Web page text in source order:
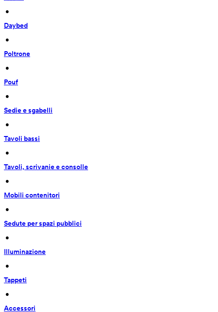
•
Daybed
•
Poltrone
•
Pouf
•
Sedie e sgabelli
•
Tavoli bassi
•
Tavoli, scrivanie e consolle
•
Mobili contenitori
•
Sedute per spazi pubblici
•
Illuminazione
•
Tappeti
•
Accessori